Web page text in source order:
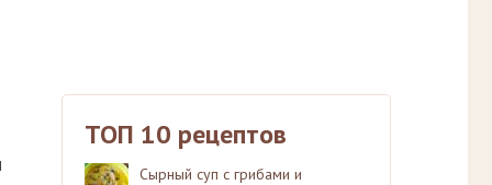
ТОП 10 рецептов
Сырный суп с грибами и